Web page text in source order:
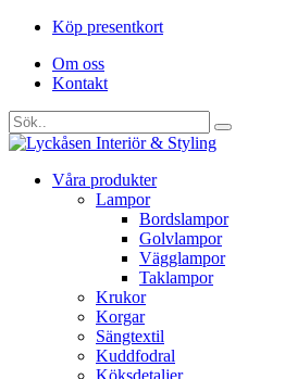
Köp presentkort
Om oss
Kontakt
Våra produkter
Lampor
Bordslampor
Golvlampor
Vägglampor
Taklampor
Krukor
Korgar
Sängtextil
Kuddfodral
Köksdetaljer